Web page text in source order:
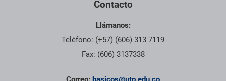
Contacto
Llámanos:
Teléfono: (+57) (606) 313 7119
Fax: (606) 3137338